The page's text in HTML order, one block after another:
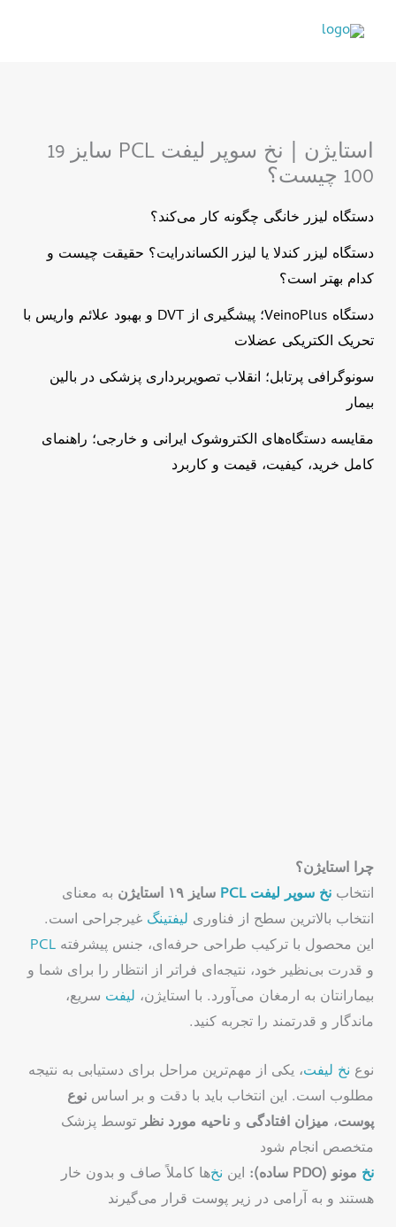
استایژن | نخ سوپر لیفت PCL سایز 19
100 چیست؟
دستگاه لیزر خانگی چگونه کار می‌کند؟
دستگاه لیزر کندلا یا لیزر الکساندرایت؟ حقیقت چیست و
کدام بهتر است؟
دستگاه VeinoPlus؛ پیشگیری از DVT و بهبود علائم واریس با
تحریک الکتریکی عضلات
سونوگرافی پرتابل؛ انقلاب تصویربرداری پزشکی در بالین
بیمار
مقایسه دستگاه‌های الکتروشوک ایرانی و خارجی؛ راهنمای
کامل خرید، کیفیت، قیمت و کاربرد
چرا استایژن؟
انتخابنخ سوپر لیفت PCL سایز ۱۹ استایژن
به معنای
انتخاب بالاترین سطح از فناوری لیفتینگ غیرجراحی است.
این محصول با ترکیب طراحی حرفه‌ای، جنس پیشرفتهPCL
و قدرت بی‌نظیر خود، نتیجه‌ای فراتر از انتظار را برای شما و
بیمارانتان به ارمغان می‌آورد. با استایژن، لیفت سریع،
ماندگار و قدرتمند را تجربه کنید.
نوع نخ لیفت، یکی از مهم‌ترین مراحل برای دستیابی به نتیجه
مطلوب است. این انتخاب باید با دقت و بر اساسنوع
پوست، میزان افتادگی وناحیه مورد نظرتوسط پزشک
متخصص انجام شود
نخ مونو (PDO ساده): این نخ‌ها کاملاً صاف و بدون خار
هستند و به آرامی در زیر پوست قرار می‌گیرند